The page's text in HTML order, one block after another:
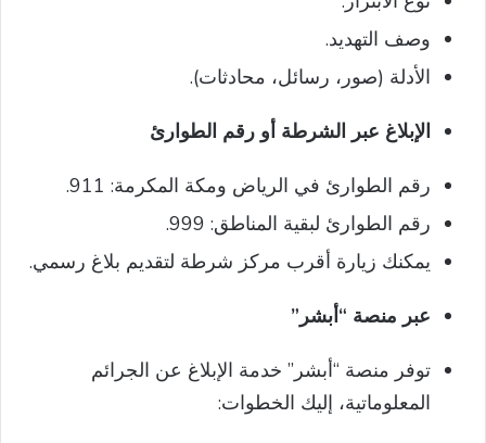
وصف التهديد.
الأدلة (صور، رسائل، محادثات).
الإبلاغ عبر الشرطة أو رقم الطوارئ
رقم الطوارئ في الرياض ومكة المكرمة: 911.
رقم الطوارئ لبقية المناطق: 999.
يمكنك زيارة أقرب مركز شرطة لتقديم بلاغ رسمي.
عبر منصة “أبشر”
توفر منصة “أبشر” خدمة الإبلاغ عن الجرائم
المعلوماتية، إليك الخطوات: